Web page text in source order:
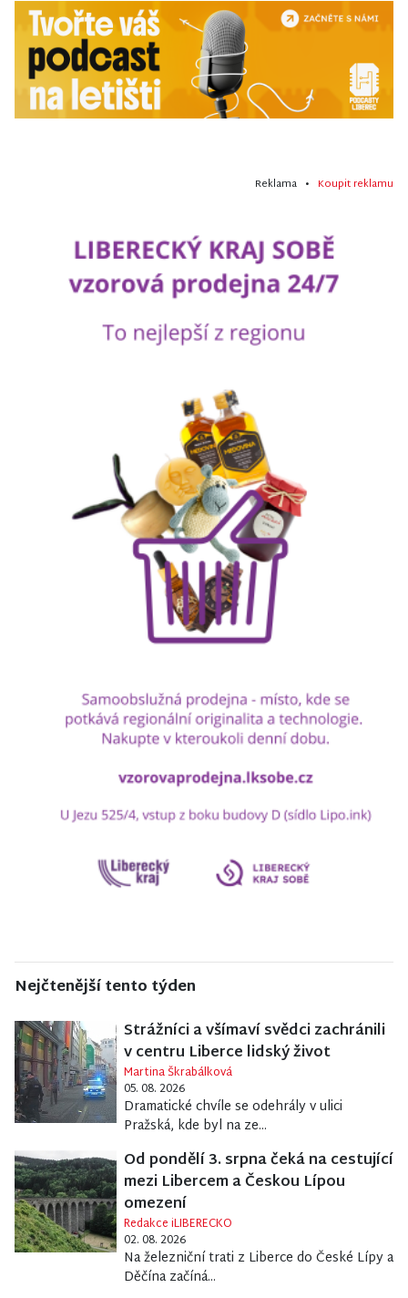
Reklama • Koupit reklamu
Nejčtenější tento týden
Strážníci a všímaví svědci zachránili
v centru Liberce lidský život
Martina Škrabálková
05. 08. 2026
Dramatické chvíle se odehrály v ulici
Pražská, kde byl na ze...
Od pondělí 3. srpna čeká na cestující
mezi Libercem a Českou Lípou
omezení
Redakce iLIBERECKO
02. 08. 2026
Na železniční trati z Liberce do České Lípy a
Děčína začíná...